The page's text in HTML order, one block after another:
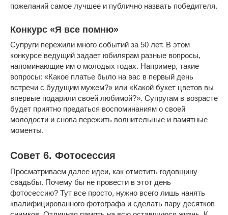
пожеланий самое лучшее и публично назвать победителя.
Конкурс «Я все помню»
Супруги пережили много событий за 50 лет. В этом
конкурсе ведущий задает юбилярам разные вопросы,
напоминающие им о молодых годах. Например, такие
вопросы: «Какое платье было на вас в первый день
встречи с будущим мужем?» или «Какой букет цветов вы
впервые подарили своей любимой?». Супругам в возрасте
будет приятно предаться воспоминаниям о своей
молодости и снова пережить волнительные и памятные
моменты.
Совет 6. Фотосессия
Просматриваем далее идеи, как отметить годовщину
свадьбы. Почему бы не провести в этот день
фотосессию? Тут все просто, нужно всего лишь нанять
квалифицированного фотографа и сделать пару десятков